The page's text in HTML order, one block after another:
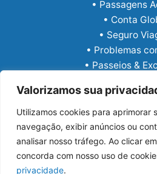
Valorizamos sua
Utilizamos cookies para aprimorar
navegação, exibir anúncios ou
analisar nosso tráfego. Ao clicar
concorda com nosso uso de
privacidade.
• Passagens
• Conta
• Seguro
• Problemas
• Passeios &